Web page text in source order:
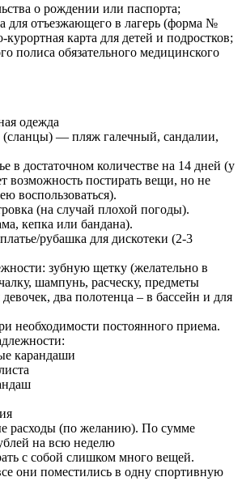
о рождении или паспорта;
для отъезжающего в лагерь (форма №
карта для детей и подростков;
полиса обязательного медицинского
одежда
— пляж галечный, сандалии,
в достаточном количестве на 14 дней (у
возможность постирать вещи, но не
воспользоваться).
(на случай плохой погоды).
кепка или бандана).
рубашка для дискотеки (2-3
зубную щетку (желательно в
шампунь, расческу, предметы
два полотенца – в бассейн и для
необходимости постоянного приема.
карандаши
расходы (по желанию). По сумме
на всю неделю
с собой слишком много вещей.
они поместились в одну спортивную